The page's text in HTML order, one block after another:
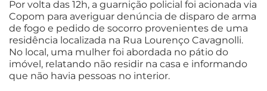
Por volta das 12h, a guarnição policial foi acionada via
Copom para averiguar denúncia de disparo de arma
de fogo e pedido de socorro provenientes de uma
residência localizada na Rua Lourenço Cavagnolli.
No local, uma mulher foi abordada no pátio do
imóvel, relatando não residir na casa e informando
que não havia pessoas no interior.